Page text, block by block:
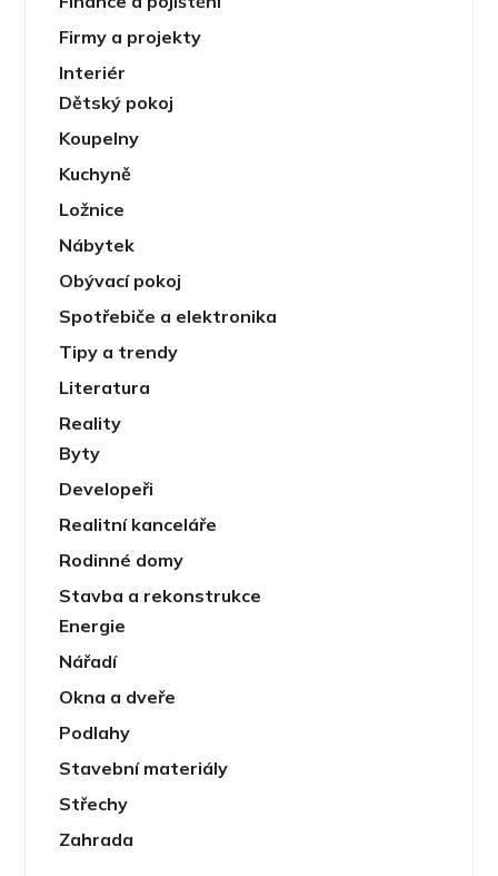
Firmy a projekty
Interiér
Dětský pokoj
Koupelny
Kuchyně
Ložnice
Nábytek
Obývací pokoj
Spotřebiče a elektronika
Tipy a trendy
Literatura
Reality
Byty
Developeři
Realitní kanceláře
Rodinné domy
Stavba a rekonstrukce
Energie
Nářadí
Okna a dveře
Podlahy
Stavební materiály
Střechy
Zahrada